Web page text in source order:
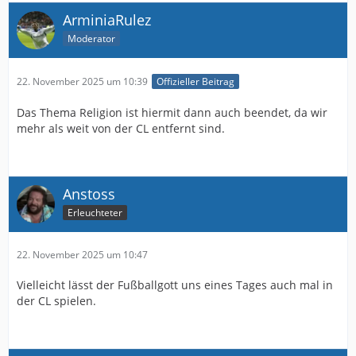
ArminiaRulez
Moderator
22. November 2025 um 10:39 Offizieller Beitrag
Das Thema Religion ist hiermit dann auch beendet, da wir
mehr als weit von der CL entfernt sind.
Anstoss
Erleuchteter
22. November 2025 um 10:47
Vielleicht lässt der Fußballgott uns eines Tages auch mal in
der CL spielen.